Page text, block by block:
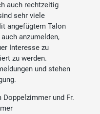
auch rechtzeitig
sehr viele
angefügtem Talon
anzumelden,
Interesse zu
zu werden.
und stehen
Doppelzimmer und Fr.